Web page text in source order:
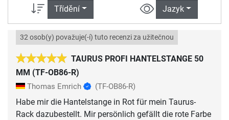
Třídění Jazyk
TAURUS PROFI HANTELSTANGE 50
MM (TF-OB86-R)
32 osob(y) považuje(-í) tuto recenzi za užitečnou
Thomas Emrich (TF-OB86-R)
Habe mir die Hantelstange in Rot für mein Taurus-
Rack dazubestellt. Mir persönlich gefällt die rote Farbe